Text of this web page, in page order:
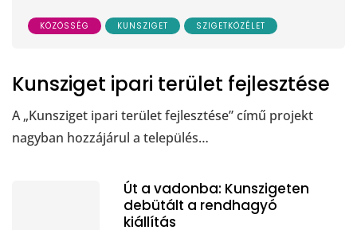
KÖZÖSSÉG KUNSZIGET SZIGETKÖZÉLET
Kunsziget ipari terület fejlesztése
A „Kunsziget ipari terület fejlesztése” című projekt
nagyban hozzájárul a település…
Út a vadonba: Kunszigeten
debütált a rendhagyó
kiállítás